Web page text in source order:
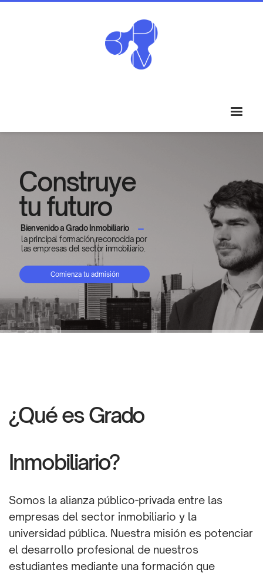
Comienza tu admisión
Bienvenido a Grado Inmobiliario
la principal formación reconocida por
las empresas del sector inmobiliario.
Construye
tu futuro
¿Qué es Grado
Inmobiliario?
Somos la alianza público-privada entre las
empresas del sector inmobiliario y la
universidad pública. Nuestra misión es potenciar
el desarrollo profesional de nuestros
estudiantes mediante una formación que